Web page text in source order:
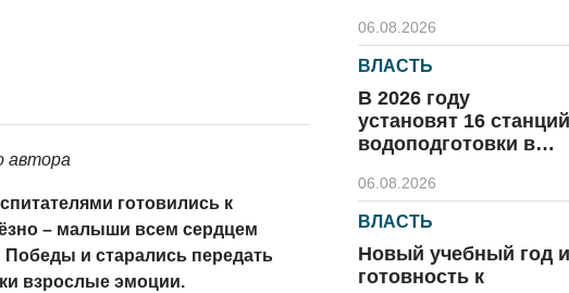
автора
готовились к
– малыши всем сердцем
и старались передать
взрослые эмоции.
06.08.2026
ВЛАСТЬ
В 2026 году
установят 16 станций
водоподготовки в
06.08.2026
ВЛАСТЬ
Новый учебный год и
готовность к